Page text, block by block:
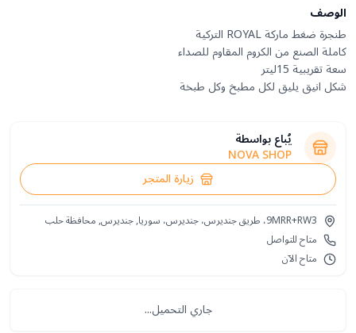
الوصف
شكل انيق يليق لكل مطبخ وكل طبخة
يُباع بواسطة
NOVA SHOP
زيارة المتجر
9MRR+RW3، طريق جنديرس، جنديرس، سوريا, جنديرس, محافظة حلب
متاح للتواصل
متاح الآن
جاري التحميل...